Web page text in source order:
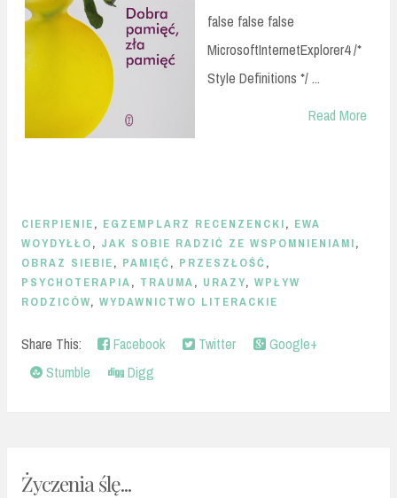
false false false
MicrosoftInternetExplorer4 /*
Style Definitions */ ...
Read More
CIERPIENIE, EGZEMPLARZ RECENZENCKI, EWA
WOYDYŁŁO, JAK SOBIE RADZIĆ ZE WSPOMNIENIAMI,
OBRAZ SIEBIE, PAMIĘĆ , PRZESZŁOŚĆ ,
PSYCHOTERAPIA, TRAUMA, URAZY, WPŁYW
RODZICÓW, WYDAWNICTWO LITERACKIE
Share This: Facebook Twitter
Google+
Stumble
Digg
Życzenia ślę...